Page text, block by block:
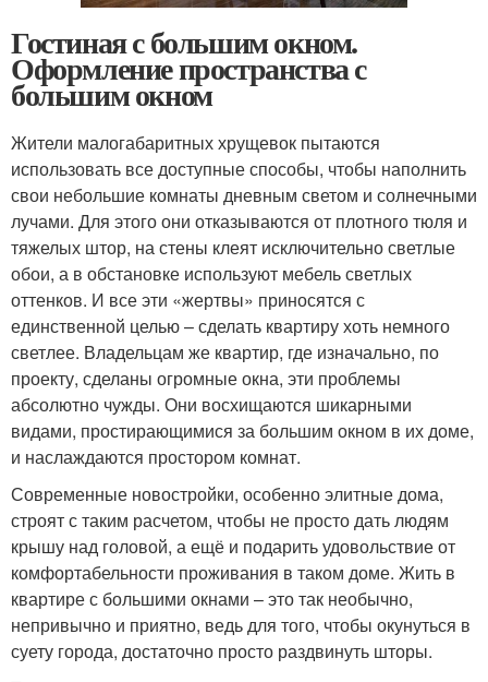
Гостиная с большим окном.
Оформление пространства с
большим окном
Жители малогабаритных хрущевок пытаются
использовать все доступные способы, чтобы наполнить
свои небольшие комнаты дневным светом и солнечными
лучами. Для этого они отказываются от плотного тюля и
тяжелых штор, на стены клеят исключительно светлые
обои, а в обстановке используют мебель светлых
оттенков. И все эти «жертвы» приносятся с
единственной целью – сделать квартиру хоть немного
светлее. Владельцам же квартир, где изначально, по
проекту, сделаны огромные окна, эти проблемы
абсолютно чужды. Они восхищаются шикарными
видами, простирающимися за большим окном в их доме,
и наслаждаются простором комнат.
Современные новостройки, особенно элитные дома,
строят с таким расчетом, чтобы не просто дать людям
крышу над головой, а ещё и подарить удовольствие от
комфортабельности проживания в таком доме. Жить в
квартире с большими окнами – это так необычно,
непривычно и приятно, ведь для того, чтобы окунуться в
суету города, достаточно просто раздвинуть шторы.